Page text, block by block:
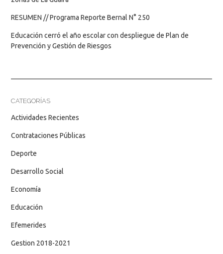
RESUMEN // Programa Reporte Bernal N° 250
Educación cerró el año escolar con despliegue de Plan de
Prevención y Gestión de Riesgos
CATEGORÍAS
Actividades Recientes
Contrataciones Públicas
Deporte
Desarrollo Social
Economía
Educación
Efemerides
Gestion 2018-2021